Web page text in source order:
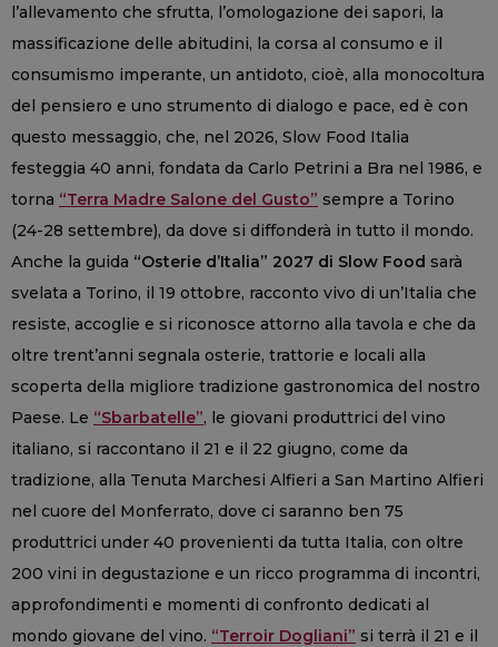
l’allevamento che sfrutta, l’omologazione dei sapori, la
massificazione delle abitudini, la corsa al consumo e il
consumismo imperante, un antidoto, cioè, alla monocoltura
del pensiero e uno strumento di dialogo e pace, ed è con
questo messaggio, che, nel 2026, Slow Food Italia
festeggia 40 anni, fondata da Carlo Petrini a Bra nel 1986, e
torna “Terra Madre Salone del Gusto” sempre a Torino
(24-28 settembre), da dove si diffonderà in tutto il mondo.
Anche la guida “Osterie d’Italia” 2027 di Slow Food sarà
svelata a Torino, il 19 ottobre, racconto vivo di un’Italia che
resiste, accoglie e si riconosce attorno alla tavola e che da
oltre trent’anni segnala osterie, trattorie e locali alla
scoperta della migliore tradizione gastronomica del nostro
Paese. Le “Sbarbatelle”, le giovani produttrici del vino
italiano, si raccontano il 21 e il 22 giugno, come da
tradizione, alla Tenuta Marchesi Alfieri a San Martino Alfieri
nel cuore del Monferrato, dove ci saranno ben 75
produttrici under 40 provenienti da tutta Italia, con oltre
200 vini in degustazione e un ricco programma di incontri,
approfondimenti e momenti di confronto dedicati al
mondo giovane del vino. “Terroir Dogliani” si terrà il 21 e il